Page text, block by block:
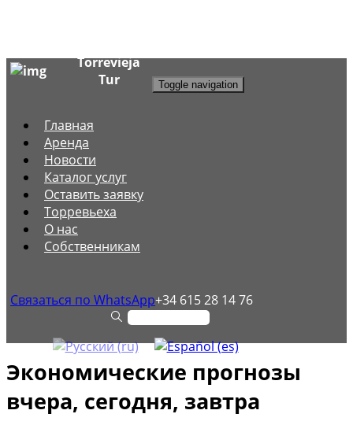
Toggle navigation
Torrevieja
Tur
Главная
Аренда
Новости
Каталог услуг
Оставить заявку
Торревьеха
О нас
Собственникам
Связаться по WhatsApp+34 615 28 14 76
Экономические прогнозы
вчера, сегодня, завтра